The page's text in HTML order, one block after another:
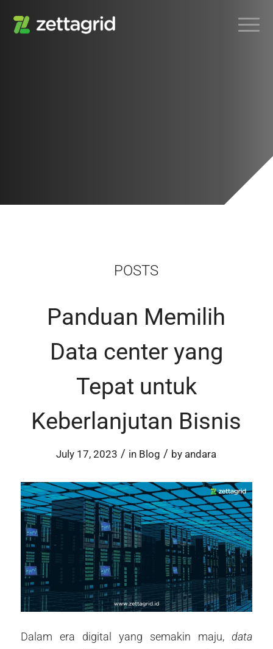
POSTS
Panduan Memilih
Data center yang
Tepat untuk
Keberlanjutan Bisnis
July 17, 2023 / in Blog / by andara
Dalam era digital yang semakin maju,data